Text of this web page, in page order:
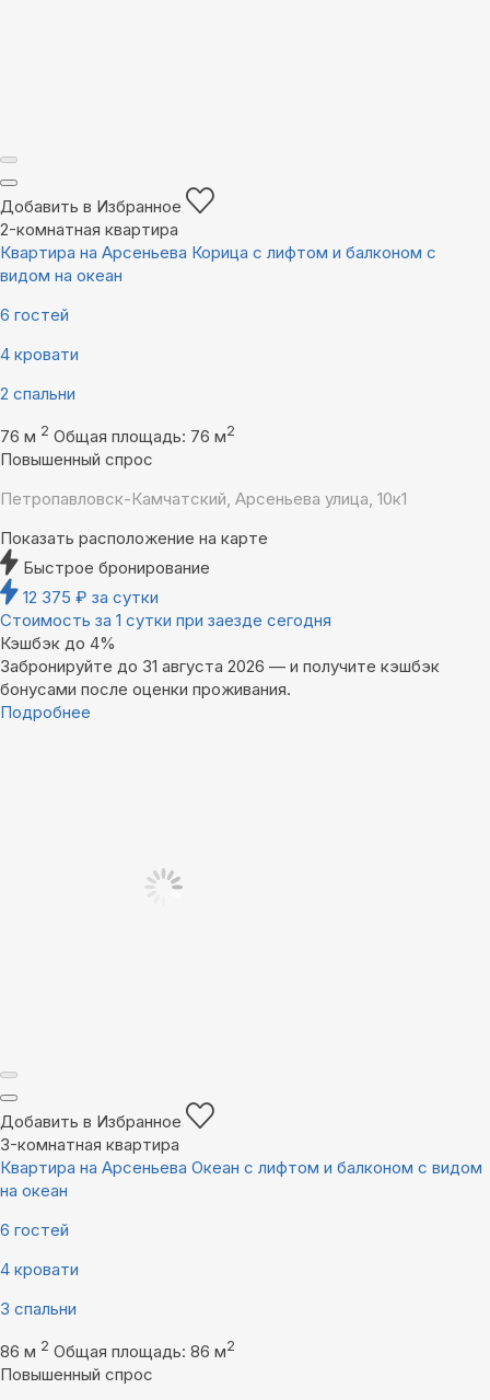
Добавить в Избранное
2-комнатная квартира
Квартира на Арсеньева Корица с лифтом и балконом с
видом на океан
6 гостей
4 кровати
2 спальни
76 м 2 Общая площадь: 76 м2
Повышенный спрос
Петропавловск-Камчатский, Арсеньева улица, 10к1
Показать расположение на карте
Быстрое бронирование
12 375 ₽ за сутки
Стоимость за 1 сутки при заезде сегодня
Кэшбэк до 4%
Забронируйте до 31 августа 2026 — и получите кэшбэк
бонусами после оценки проживания.
Подробнее
Добавить в Избранное
3-комнатная квартира
Квартира на Арсеньева Океан с лифтом и балконом с видом
на океан
6 гостей
4 кровати
3 спальни
86 м 2 Общая площадь: 86 м2
Повышенный спрос